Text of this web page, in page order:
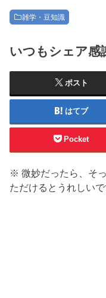
雑学・豆知識
いつもシェア感
ポスト
はてブ
Pocket
※ 微妙だったら、そっ
ただけるとうれしいで